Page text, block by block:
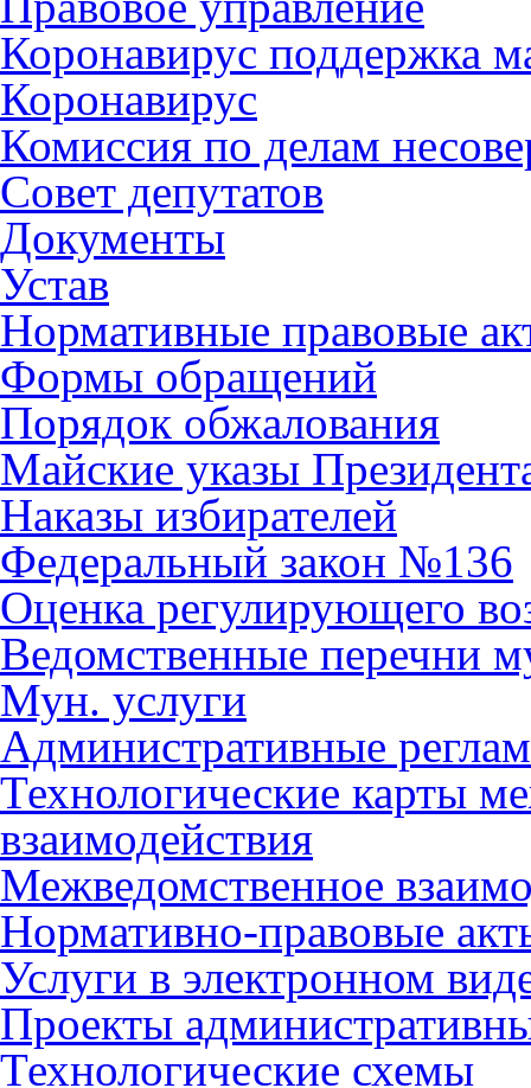
Коронавирус поддержка
Коронавирус
Комиссия по делам
Совет депутатов
Документы
Устав
Нормативные правовые
Формы обращений
Порядок обжалования
Майские указы
Наказы избирателей
Федеральный закон №136
Оценка регулирующего
Ведомственные перечни
Мун. услуги
Административные
Технологические карты
взаимодействия
Межведомственное
Нормативно-правовые
Услуги в электронном
Проекты
Технологические схемы